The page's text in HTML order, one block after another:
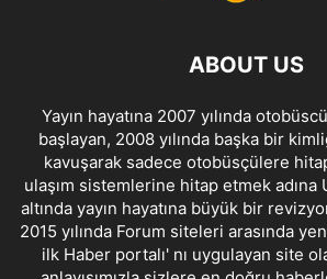
ABOUT US
Yayın hayatına 2007 yılında
başlayan, 2008 yılında başka bir
kavuşarak sadece otobüsçülere
ulaşım sistemlerine hitap etmek adına
altında yayın hayatına büyük bir
2015 yılında Forum siteleri arasında
ilk Haber portalı' nı uygulayan site